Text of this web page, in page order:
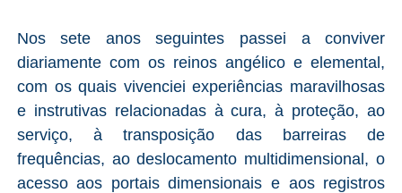
Nos sete anos seguintes passei a conviver
diariamente com os reinos angélico e elemental,
com os quais vivenciei experiências maravilhosas
e instrutivas relacionadas à cura, à proteção, ao
serviço, à transposição das barreiras de
frequências, ao deslocamento multidimensional, o
acesso aos portais dimensionais e aos registros